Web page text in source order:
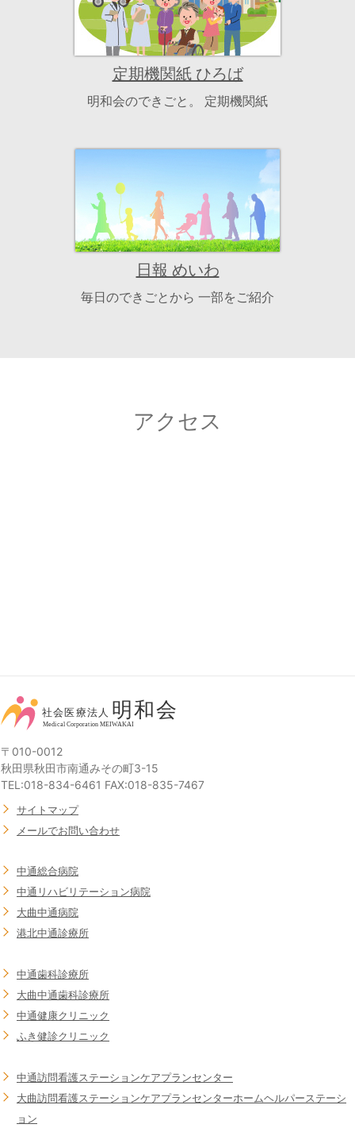
定期機関紙 ひろば
明和会のできごと。 定期機関紙
日報 めいわ
毎日のできごとから 一部をご紹介
アクセス
〒010-0012
秋田県秋田市南通みその町3-15
TEL:018-834-6461 FAX:018-835-7467
サイトマップ
メールでお問い合わせ
中通総合病院
中通リハビリテーション病院
大曲中通病院
港北中通診療所
中通歯科診療所
大曲中通歯科診療所
中通健康クリニック
ふき健診クリニック
中通訪問看護ステーションケアプランセンター
大曲訪問看護ステーションケアプランセンターホームヘルパーステーシ
ョン